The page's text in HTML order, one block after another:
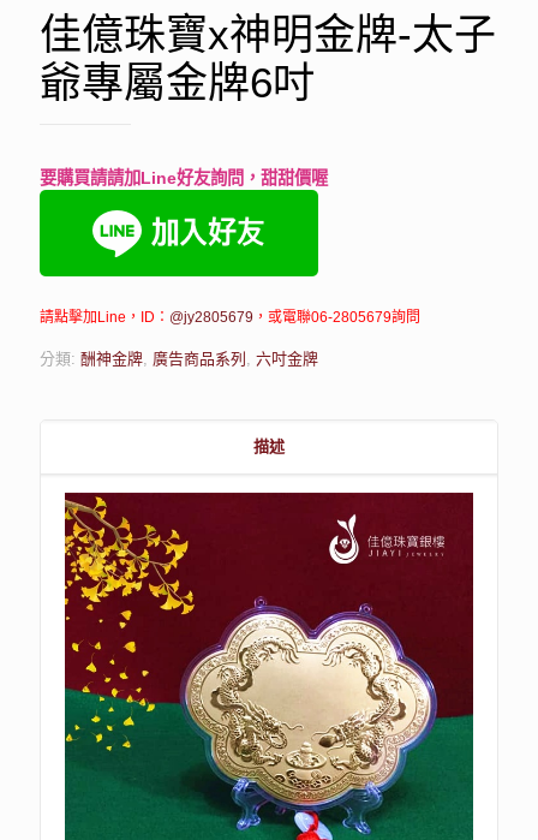
佳億珠寶x神明金牌-太子
爺專屬金牌6吋
要購買請請加Line好友詢問，甜甜價喔
請點擊加Line，ID： @jy2805679 ，或電聯06-2805679詢問
分類: 酬神金牌, 廣告商品系列 , 六吋金牌
描述